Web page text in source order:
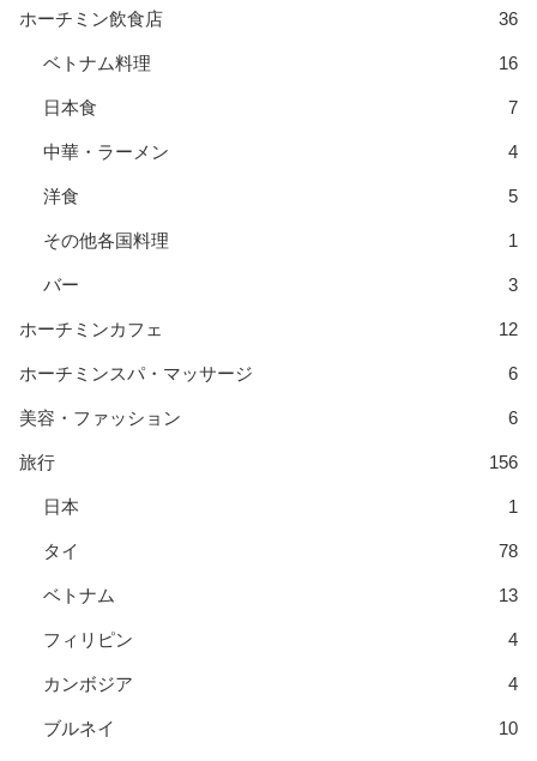
ホーチミン飲食店 36
ベトナム料理 16
日本食 7
中華・ラーメン 4
洋食 5
その他各国料理 1
バー 3
ホーチミンカフェ 12
ホーチミンスパ・マッサージ 6
美容・ファッション 6
旅行 156
日本 1
タイ 78
ベトナム 13
フィリピン 4
カンボジア 4
ブルネイ 10